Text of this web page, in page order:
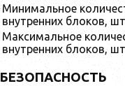
Минимальное
внутренних блоков, шт
Максимальное
внутренних блоков, шт
БЕЗОПАСНОСТЬ